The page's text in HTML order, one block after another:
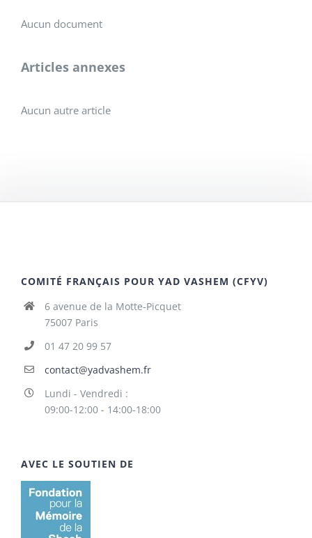
Aucun document
Articles annexes
Aucun autre article
COMITÉ FRANÇAIS POUR YAD VASHEM (CFYV)
6 avenue de la Motte-Picquet
75007 Paris
01 47 20 99 57
contact@yadvashem.fr
Lundi - Vendredi :
09:00-12:00 - 14:00-18:00
AVEC LE SOUTIEN DE